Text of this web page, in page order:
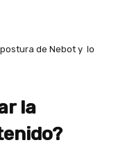
de Nebot y lo
la